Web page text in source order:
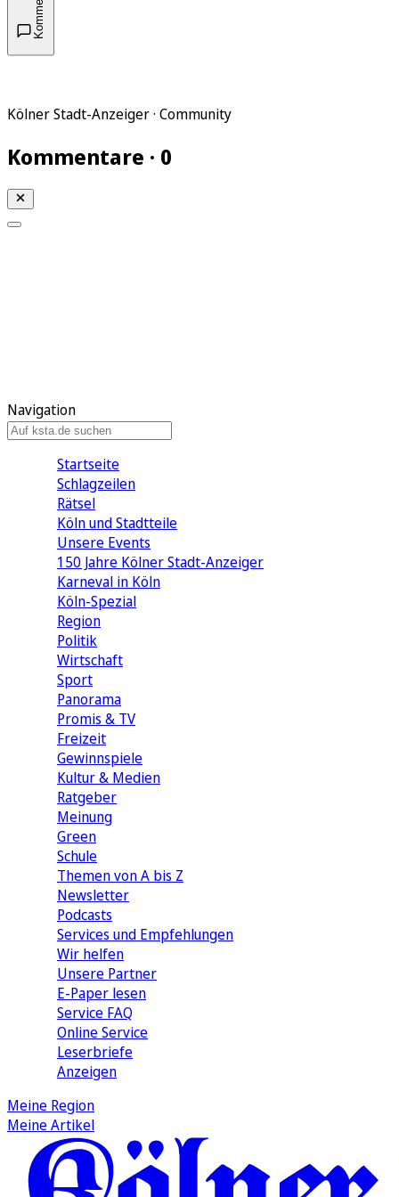
Kölner Stadt-Anzeiger · Community
Kommentare · 0
Navigation
Startseite
Schlagzeilen
Rätsel
Köln und Stadtteile
Unsere Events
150 Jahre Kölner Stadt-Anzeiger
Karneval in Köln
Köln-Spezial
Region
Politik
Wirtschaft
Sport
Panorama
Promis & TV
Freizeit
Gewinnspiele
Kultur & Medien
Ratgeber
Meinung
Green
Schule
Themen von A bis Z
Newsletter
Podcasts
Services und Empfehlungen
Wir helfen
Unsere Partner
E-Paper lesen
Service FAQ
Online Service
Leserbriefe
Anzeigen
Meine Region
Meine Artikel